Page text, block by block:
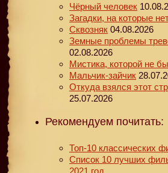
Чёрный человек
Загадки, на которые
Сквозняк 04.08.2026
Земные проблемы
02.08.2026
Мистика, которой не
Мальчик-зайчик
Откуда взялся этот
25.07.2026
Рекомендуем почитать:
Топ-10 классических
Список 10 лучших
2021 год